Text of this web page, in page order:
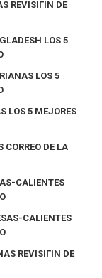
REVISIГІN DE
LOS 5
LOS 5
LOS 5 MEJORES
DE LA
CALIENTES
CALIENTES
REVISIГІN DE